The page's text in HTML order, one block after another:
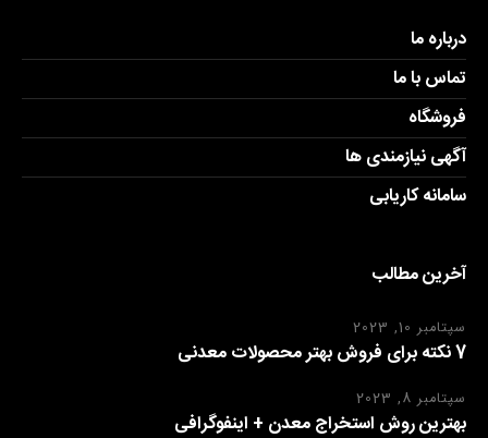
درباره ما
تماس با ما
فروشگاه
آگهی نیازمندی ها
سامانه کاریابی
آخرین مطالب
سپتامبر 10, 2023
7 نکته برای فروش بهتر محصولات معدنی
سپتامبر 8, 2023
بهترین روش استخراج معدن + اینفوگرافی